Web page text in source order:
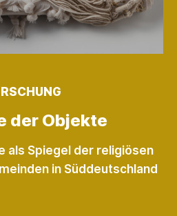
der Objekte
als Spiegel der religiösen
in Süddeutschland